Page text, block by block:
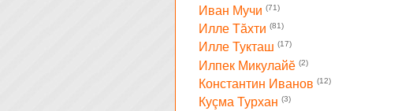
Иван Мучи (71)
Илле Тăхти (81)
Илле Тукташ (17)
Илпек Микулайĕ (2)
Константин Иванов (12)
Куçма Турхан (3)